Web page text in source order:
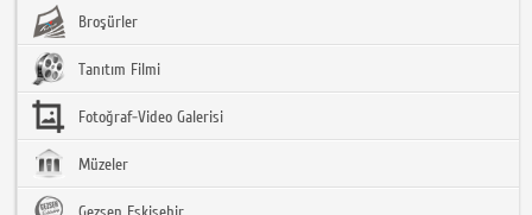
Broşürler
Tanıtım Filmi
Fotoğraf-Video Galerisi
Müzeler